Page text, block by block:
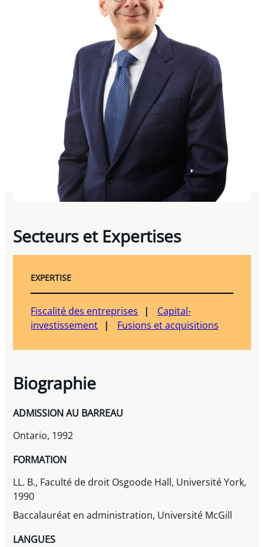
Secteurs et Expertises
EXPERTISE
Fiscalité des entreprises
Capital-
investissement
Fusions et acquisitions
Biographie
ADMISSION AU BARREAU
Ontario, 1992
FORMATION
LL. B., Faculté de droit Osgoode Hall, Université York,
1990
Baccalauréat en administration, Université McGill
LANGUES